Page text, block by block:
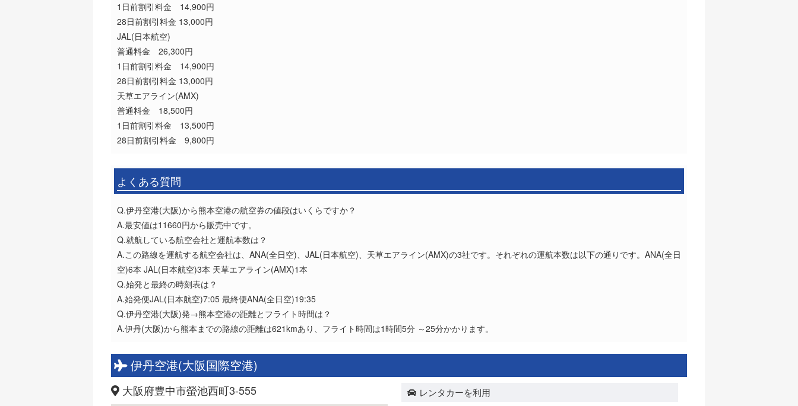
1日前割引料金 14,900円
28日前割引料金 13,000円
JAL(日本航空)
普通料金 26,300円
1日前割引料金 14,900円
28日前割引料金 13,000円
天草エアライン(AMX)
普通料金 18,500円
1日前割引料金 13,500円
28日前割引料金 9,800円
よくある質問
Q.伊丹空港(大阪)から熊本空港の航空券の値段はいくらですか？
A.最安値は11660円から販売中です。
Q.就航している航空会社と運航本数は？
A.この路線を運航する航空会社は、ANA(全日空)、JAL(日本航空)、天草エアライン(AMX)の3社です。それぞれの運航本数は以下の通りです。ANA(全日
空)6本 JAL(日本航空)3本 天草エアライン(AMX)1本
Q.始発と最終の時刻表は？
A.始発便JAL(日本航空)7:05 最終便ANA(全日空)19:35
Q.伊丹空港(大阪)発→熊本空港の距離とフライト時間は？
A.伊丹(大阪)から熊本までの路線の距離は621kmあり、フライト時間は1時間5分 ～25分かかります。
伊丹空港(大阪国際空港)
大阪府豊中市螢池西町3-555 レンタカーを利用